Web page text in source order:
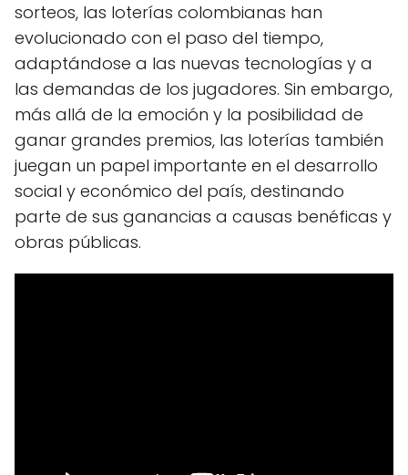
sorteos, las loterías colombianas han
evolucionado con el paso del tiempo,
adaptándose a las nuevas tecnologías y a
las demandas de los jugadores. Sin embargo,
más allá de la emoción y la posibilidad de
ganar grandes premios, las loterías también
juegan un papel importante en el desarrollo
social y económico del país, destinando
parte de sus ganancias a causas benéficas y
obras públicas.